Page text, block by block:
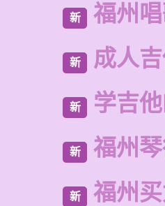
新 福州
新 成人
新 学吉
新 福州
新 福州